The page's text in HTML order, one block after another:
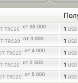
TRC20 от 35 000 1
TRC20 от 3 000 1
TRC20 от 4 000 1
TRC20 от 2 503 1
TRC20 от 5 000 1